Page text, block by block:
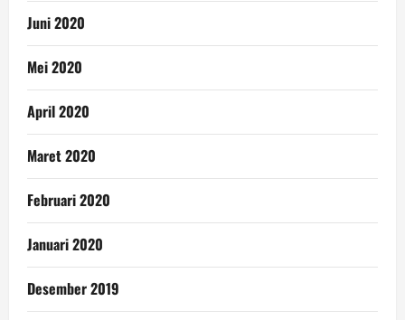
Juni 2020
Mei 2020
April 2020
Maret 2020
Februari 2020
Januari 2020
Desember 2019